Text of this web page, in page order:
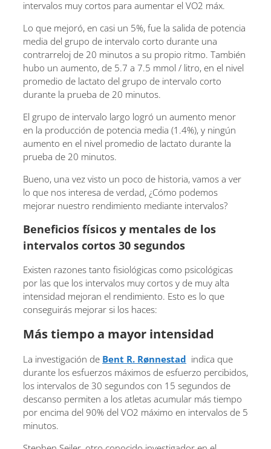
intervalos muy cortos para aumentar el VO2 máx.
Lo que mejoró, en casi un 5%, fue la salida de potencia
media del grupo de intervalo corto durante una
contrarreloj de 20 minutos a su propio ritmo. También
hubo un aumento, de 5.7 a 7.5 mmol / litro, en el nivel
promedio de lactato del grupo de intervalo corto
durante la prueba de 20 minutos.
El grupo de intervalo largo logró un aumento menor
en la producción de potencia media (1.4%), y ningún
aumento en el nivel promedio de lactato durante la
prueba de 20 minutos.
Bueno, una vez visto un poco de historia, vamos a ver
lo que nos interesa de verdad, ¿Cómo podemos
mejorar nuestro rendimiento mediante intervalos?
Beneficios físicos y mentales de los
intervalos cortos 30 segundos
Existen razones tanto fisiológicas como psicológicas
por las que los intervalos muy cortos y de muy alta
intensidad mejoran el rendimiento. Esto es lo que
conseguirás mejorar si los haces:
Más tiempo a mayor intensidad
La investigación de Bent R. Rønnestad indica que
durante los esfuerzos máximos de esfuerzo percibidos,
los intervalos de 30 segundos con 15 segundos de
descanso permiten a los atletas acumular más tiempo
por encima del 90% del VO2 máximo en intervalos de 5
minutos.